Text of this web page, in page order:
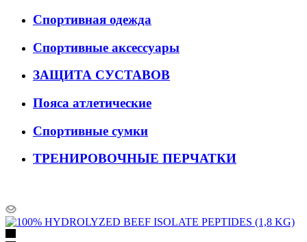
Спортивная одежда
Спортивные аксессуары
ЗАЩИТА СУСТАВОВ
Пояса атлетические
Спортивные сумки
ТРЕНИРОВОЧНЫЕ ПЕРЧАТКИ